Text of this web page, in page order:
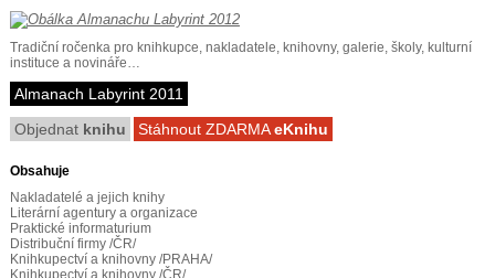
Tradiční ročenka pro knihkupce, nakladatele, knihovny, galerie, školy, kulturní
instituce a novináře…
Almanach Labyrint 2011
Objednat knihu Stáhnout ZDARMAeKnihu
Obsahuje
Nakladatelé a jejich knihy
Literární agentury a organizace
Praktické informaturium
Distribuční firmy /ČR/
Knihkupectví a knihovny /PRAHA/
Knihkupectví a knihovny /ČR/